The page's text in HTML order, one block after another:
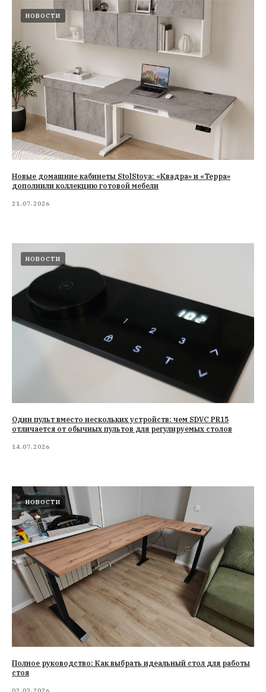
НОВОСТИ
Новые домашние кабинеты StolStoya: «Квадра» и «Терра»
дополнили коллекцию готовой мебели
21.07.2026
НОВОСТИ
Один пульт вместо нескольких устройств: чем SDVC PR15
отличается от обычных пультов для регулируемых столов
14.07.2026
НОВОСТИ
Полное руководство: Как выбрать идеальный стол для работы
стоя
02.02.2026